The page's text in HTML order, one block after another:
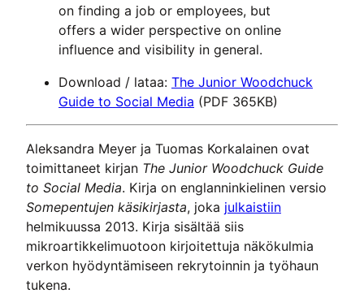
on finding a job or employees, but
offers a wider perspective on online
influence and visibility in general.
Download / lataa: The Junior Woodchuck
Guide to Social Media (PDF 365KB)
Aleksandra Meyer ja Tuomas Korkalainen ovat
toimittaneet kirjan The Junior Woodchuck Guide
to Social Media. Kirja on englanninkielinen versio
Somepentujen käsikirjasta, joka julkaistiin
helmikuussa 2013. Kirja sisältää siis
mikroartikkelimuotoon kirjoitettuja näkökulmia
verkon hyödyntämiseen rekrytoinnin ja työhaun
tukena.